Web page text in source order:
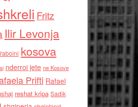
Fritz
Ilir Levonja
kosova
nderroi jete ne Kosove
Prifti Rafael
reshat kripa Sadik